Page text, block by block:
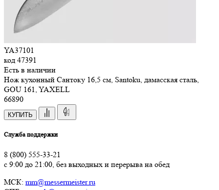
YA37101
код 47391
Есть в наличии
Нож кухонный Сантоку 16,5 см, Santoku, дамасская сталь,
GOU 161, YAXELL
66890
КУПИТЬ
Служба поддержки
8 (800) 555-33-21
с 9:00 до 21:00, без выходных и перерыва на обед
МСК: mm@messermeister.ru